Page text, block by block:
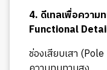
4. ดีเทลเพื่อความ
Functional
ช่องเสียบเสา